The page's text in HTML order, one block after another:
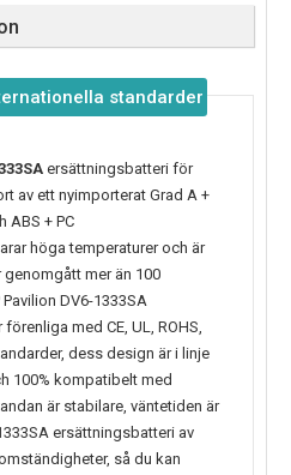
standarder
ersättningsbatteri för
av ett nyimporterat Grad A +
ABS + PC
höga temperaturer och är
mer än 100
DV6-1333SA
med CE, UL, ROHS,
dess design är i linje
100% kompatibelt med
är stabilare, väntetiden är
ersättningsbatteri av
så du kan